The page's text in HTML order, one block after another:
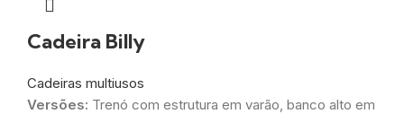
Cadeira Billy
Cadeiras multiusos
Versões: Trenó com estrutura em varão, banco alto em